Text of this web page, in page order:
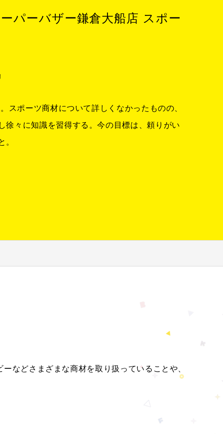
パーバザー鎌倉大船店 スポー
スポーツ商材について詳しくなかったものの、
徐々に知識を習得する。今の目標は、頼りがい
。
などさまざまな商材を取り扱っていることや、